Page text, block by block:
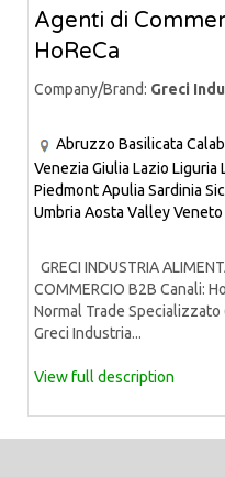
Agenti di
HoReCa
Company/Brand: Greci
Abruzzo Basilicata
Venezia Giulia Lazio Liguria
PiedmontApulia Sardinia
Umbria Aosta ValleyVeneto
GRECI INDUSTRIA
COMMERCIO B2B Canali:
Normal Trade
Greci Industria...
View full description